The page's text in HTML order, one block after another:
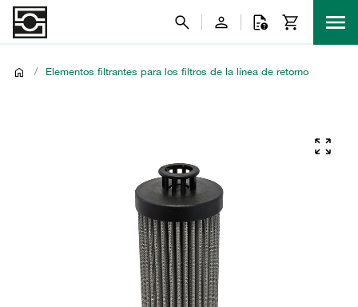
/ Elementos filtrantes para los filtros de la línea de retorno